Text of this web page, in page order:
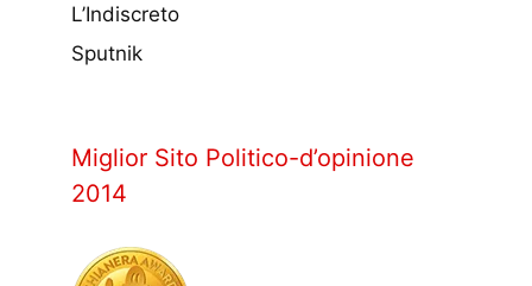
L’Indiscreto
Sputnik
Miglior Sito Politico-d’opinione
2014